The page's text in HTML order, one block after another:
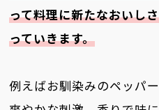
って料理に新たなおいし
っていきます。
例えばお馴染みのペッパ